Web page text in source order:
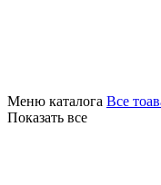
Меню каталога Все
Показать все